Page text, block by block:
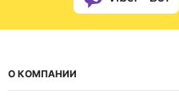
О КОМПАНИИ